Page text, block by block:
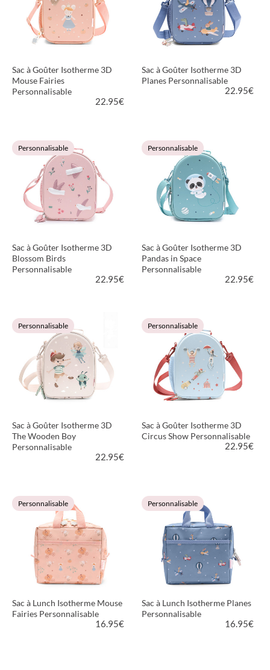
Sac à Goûter Isotherme 3D
Mouse Fairies
Personnalisable
22.95€
VOIR LE PRODUIT
Sac à Goûter Isotherme 3D
Planes Personnalisable
22.95€
VOIR LE PRODUIT
Personnalisable
Sac à Goûter Isotherme 3D
Blossom Birds
Personnalisable
22.95€
VOIR LE PRODUIT
Personnalisable
Sac à Goûter Isotherme 3D
Pandas in Space
Personnalisable
22.95€
VOIR LE PRODUIT
Personnalisable
Sac à Goûter Isotherme 3D
The Wooden Boy
Personnalisable
22.95€
VOIR LE PRODUIT
Personnalisable
Sac à Goûter Isotherme 3D
Circus Show Personnalisable
22.95€
VOIR LE PRODUIT
Personnalisable
Sac à Lunch Isotherme Mouse
Fairies Personnalisable
16.95€
Personnalisable
Sac à Lunch Isotherme Planes
Personnalisable
16.95€